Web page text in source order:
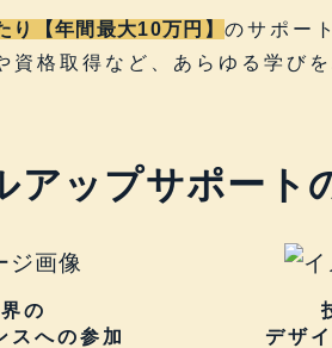
り【年間最大10万円】 のサポー
資格取得など、あらゆる学び
アップサポート
の
スへの参加
デザ